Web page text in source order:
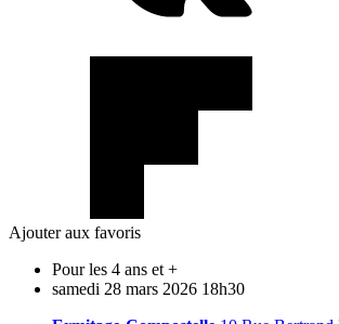
Ajouter aux favoris
Pour les 4 ans et +
samedi 28 mars 2026 18h30